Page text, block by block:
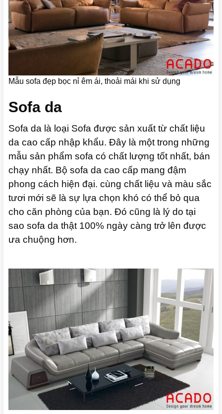
Mẫu sofa đẹp bọc nỉ êm ái, thoải mái khi sử dụng
Sofa da
Sofa da là loại Sofa được sản xuất từ chất liệu
da cao cấp nhập khẩu. Đây là một trong những
mẫu sản phẩm sofa có chất lượng tốt nhất, bán
chạy nhất. Bộ sofa da cao cấp mang đậm
phong cách hiện đại. cùng chất liệu và màu sắc
tươi mới sẽ là sự lựa chọn khó có thể bỏ qua
cho căn phòng của bạn. Đó cũng là lý do tại
sao sofa da thật 100% ngày càng trở lên được
ưa chuộng hơn.